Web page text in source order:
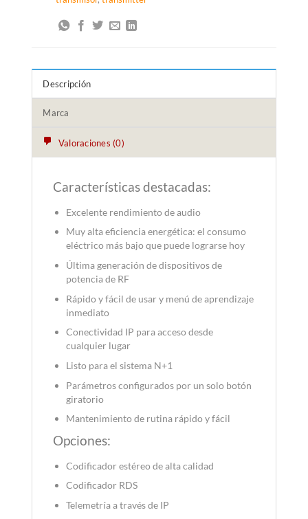
Descripción
Marca
Valoraciones (0)
Características destacadas:
Excelente rendimiento de audio
Muy alta eficiencia energética: el consumo
eléctrico más bajoque puede lograrse hoy
Última generación de dispositivos de
potencia de RF
Rápido y fácil de usar y menú de aprendizaje
inmediato
Conectividad IP para acceso desde
cualquier lugar
Listo para el sistema N+1
Parámetros configurados por un solo botón
giratorio
Mantenimiento de rutina rápido y fácil
Opciones:
Codificador estéreo de alta calidad
Codificador RDS
Telemetría a través de IP